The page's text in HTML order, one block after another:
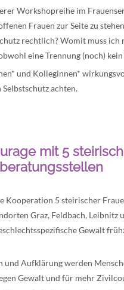
Workshopreihe im
Frauen zur Seite zu
rechtlich? Womit muss ich
eine Trennung (noch) kein
und Kolleginnen*
achten.
mit 5
Kooperation 5 steirischer
Graz, Feldbach, Leibnitz
Gewalt
und Aufklärung werden
Gewalt und für mehr